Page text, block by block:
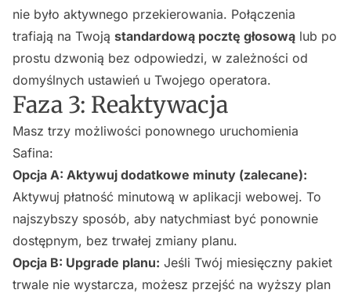
nie było aktywnego przekierowania. Połączenia
trafiają na Twoją standardową pocztę głosową lub po
prostu dzwonią bez odpowiedzi, w zależności od
domyślnych ustawień u Twojego operatora.
Faza 3: Reaktywacja
Masz trzy możliwości ponownego uruchomienia
Safina:
Opcja A: Aktywuj dodatkowe minuty (zalecane):
Aktywuj płatność minutową w aplikacji webowej. To
najszybszy sposób, aby natychmiast być ponownie
dostępnym, bez trwałej zmiany planu.
Opcja B: Upgrade planu: Jeśli Twój miesięczny pakiet
trwale nie wystarcza, możesz przejść na wyższy plan